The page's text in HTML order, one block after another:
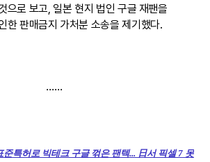
으로 보고, 일본 현지 법인 구글 재팬을
한 판매금지 가처분 소송을 제기했다.
......
준특허로 빅테크 구글 꺾은 팬텍... 日서 픽셀 7 못